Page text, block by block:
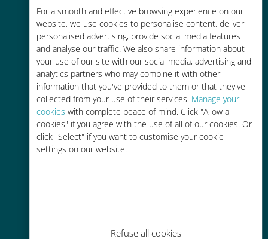
For a smooth and effective browsing experience on our
website, we use cookies to personalise content, deliver
personalised advertising, provide social media features
and analyse our traffic. We also share information about
your use of our site with our social media, advertising and
analytics partners who may combine it with other
information that you've provided to them or that they've
collected from your use of their services. Manage your
cookies with complete peace of mind. Click "Allow all
cookies" if you agree with the use of all of our cookies. Or
click "Select" if you want to customise your cookie
settings on our website.
Refuse all cookies
Économique
Jusqu'à 90 % moins cher que les
frais d'itinérance avec votre
opérateur habituel
Recharge facile
Partout via l'app Ubigi, même sans